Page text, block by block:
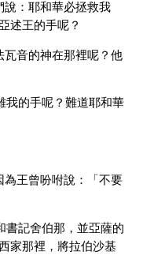
：耶和華必拯救我
述王的手呢？
音的神在那裡呢？他
我的手呢？難道耶和華
王曾吩咐說：「不要
書記舍伯那，並亞薩的
家那裡，將拉伯沙基